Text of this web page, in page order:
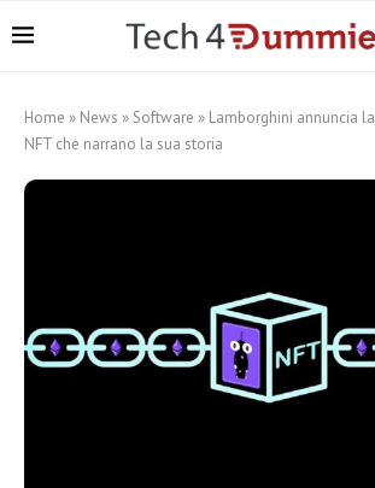
Home » News » Software » Lamborghini annuncia
NFT che narrano la sua storia